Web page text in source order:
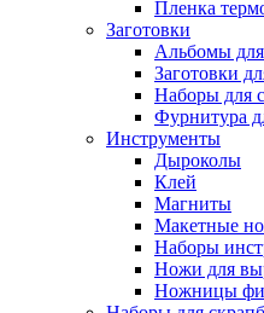
Пленка
Заготовки
Альбомы для
Заготовки
Наборы для
Фурнитура
Инструменты
Дыроколы
Клей
Магниты
Макетные
Наборы
Ножи для
Ножницы